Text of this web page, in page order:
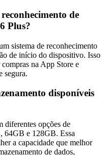
de
Plus?
sistema de reconhecimento
de início do dispositivo. Isso
na App Store e
segura.
disponíveis
diferentes opções de
64GB e 128GB. Essa
a capacidade que melhor
de dados,